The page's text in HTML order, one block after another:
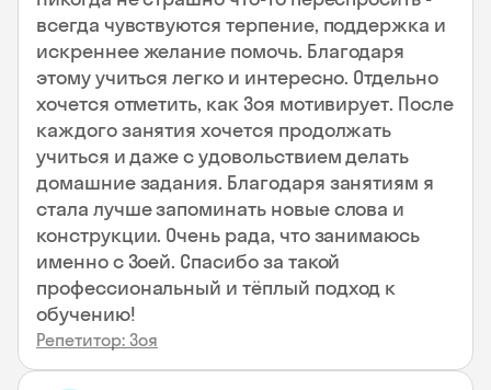
всегда чувствуются терпение, поддержка и
искреннее желание помочь. Благодаря
этому учиться легко и интересно. Отдельно
хочется отметить, как Зоя мотивирует. После
каждого занятия хочется продолжать
учиться и даже с удовольствием делать
домашние задания. Благодаря занятиям я
стала лучше запоминать новые слова и
конструкции. Очень рада, что занимаюсь
именно с Зоей. Спасибо за такой
профессиональный и тёплый подход к
обучению!
Репетитор: Зоя